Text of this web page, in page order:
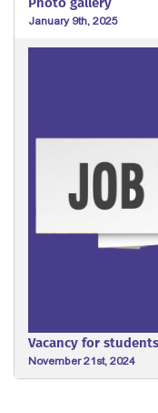
January 9th, 2025
Vacancy for students
November 21st, 2024